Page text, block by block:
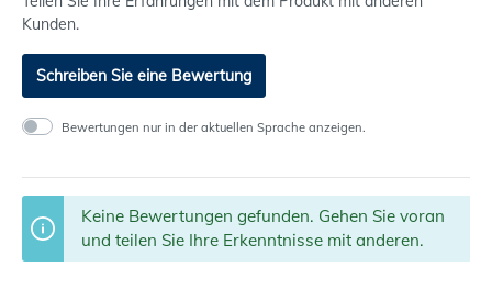
Kunden.
Schreiben Sie eine Bewertung
Bewertungen nur in der aktuellen Sprache anzeigen.
Keine Bewertungen gefunden. Gehen Sie voran
und teilen Sie Ihre Erkenntnisse mit anderen.